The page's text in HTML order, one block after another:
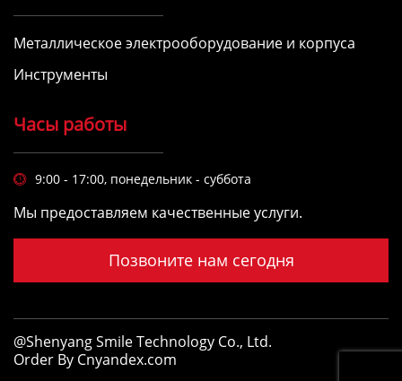
Металлическое электрооборудование и корпуса
Инструменты
Часы работы
 9:00 - 17:00, понедельник - суббота
Мы предоставляем качественные услуги.
Позвоните нам сегодня
@Shenyang Smile Technology Co., Ltd.
Order By Cnyandex.com